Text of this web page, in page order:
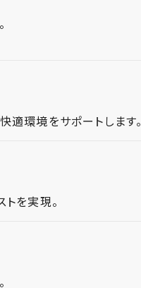
環境をサポートします。
を実現。